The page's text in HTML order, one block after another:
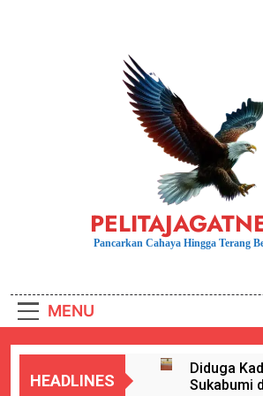
Pancarkan Cahaya Hingga Terang
MENU
HEADLINES
Diduga
Sukabumi